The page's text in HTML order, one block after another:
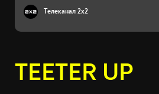
Телеканал 2x2
TEETER UP